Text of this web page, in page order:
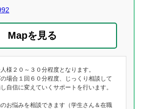
Mapを見る
様２０～３０分程度となります。
場合１回６０分程度、じっくり相談して
自信に変えていくサポートを行います。
お悩みを相談できます（学生さん＆在職